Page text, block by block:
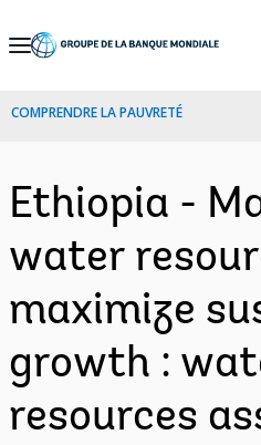
Skip
Navigation
COMPRENDRE LA PAUVRETÉ
Ethiopia -
water
maximize
growth :
resources